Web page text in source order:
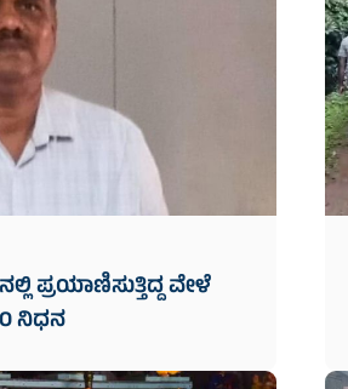
ಪ್ರಯಾಣಿಸುತ್ತಿದ್ದ ವೇಳೆ
ನಿಧನ